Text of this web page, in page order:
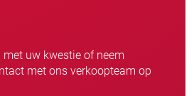
uw kwestie of neem
met ons verkoopteam op